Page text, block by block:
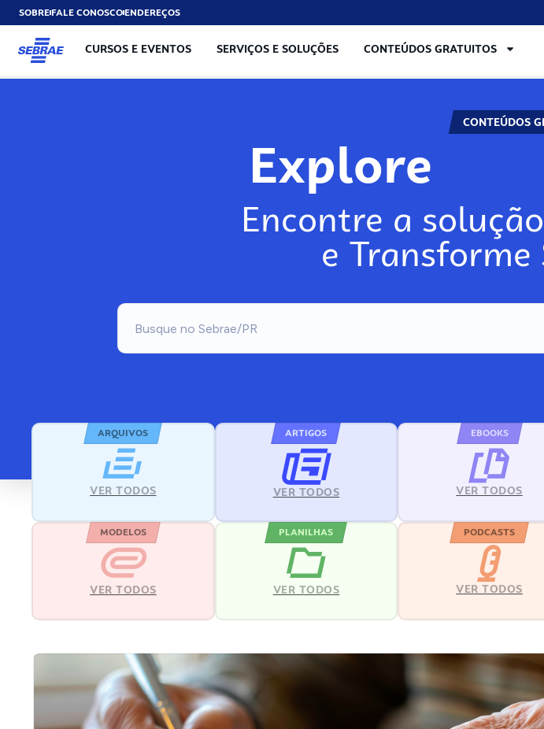
SOBREFALE CONOSCOENDEREÇOS
CURSOS E EVENTOS SERVIÇOS E SOLUÇÕES CONTEÚDOS GRATUITOS
CONTEÚDOS
Explore
Encontre a
e Transforme
ARQUIVOS
VER TODOS
ARTIGOS
VER TODOS
EBOOKS
VER TODOS
MODELOS
VER TODOS
PLANILHAS
VER TODOS
PODCASTS
VER TODOS